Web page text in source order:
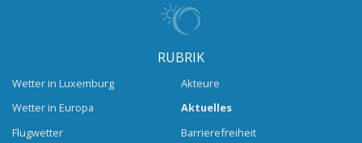
RUBRIK
Wetter in Luxemburg
Wetter in Europa
Flugwetter
Akteure
Aktuelles
Barrierefreiheit